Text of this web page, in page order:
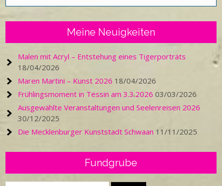
Meine Neuigkeiten
Malen mit Acryl – Entstehung eines Tigerporträts
18/04/2026
Maren Martini – Kunst 2026 18/04/2026
Frühlingsmoment in Tessin am 3.3.2026 03/03/2026
Ausgewählte Veranstaltungen und Seelenreisen 2026
30/12/2025
Die Mecklenburger Kunststadt Schwaan 11/11/2025
Fundgrube